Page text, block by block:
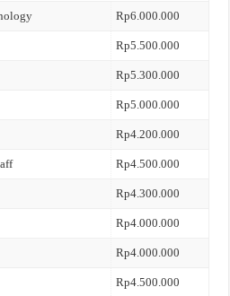
Rp6.000.000
Rp5.500.000
Rp5.300.000
Rp5.000.000
Rp4.200.000
Rp4.500.000
Rp4.300.000
Rp4.000.000
Rp4.000.000
Rp4.500.000